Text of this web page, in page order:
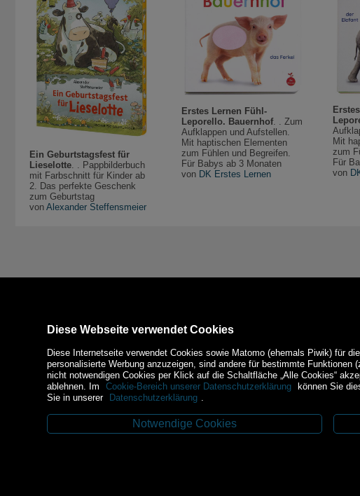
Ein Geburtstagsfest für
Lieselotte. . Pappbilderbuch
mit Farbschnitt für Kinder ab
2. Das perfekte Geschenk
zum Geburtstag
von Alexander Steffensmeier
Erstes Lernen Fühl-
Leporello. Bauernhof. . Zum
Aufklappen und Aufstellen.
Mit haptischen Elementen
zum Fühlen und Begreifen.
Für Babys ab 3 Monaten
von DK Erstes Lernen
Mit
zum
Für
von
Kontakt Zahlungsmethoden
Diese Webseite verwendet Cookies
Diese Internetseite verwendet Cookies sowie Matomo (ehemals Piwik) für
personalisierte Werbung anzuzeigen, sind andere für bestimmte
nicht notwendigen Cookies per Klick auf die Schaltfläche „Alle Cookies“
ablehnen. Im
Cookie-Bereich unserer Datenschutzerklärung
können Sie
Sie in unserer
Datenschutzerklärung
Notwendige Cookies